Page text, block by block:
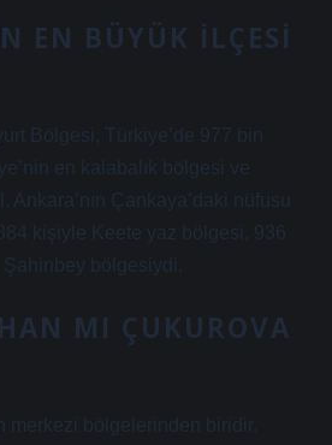
EN BÜYÜK ILÇESI
Bölgesi, Türkiye’de 977 bin
en kalabalık bölgesi ve
Çankaya’daki nüfusu
kişiyle Keete yaz bölgesi, 936
Şahinbey bölgesiydi.
MI ÇUKUROVA
merkezi bölgelerinden biridir.